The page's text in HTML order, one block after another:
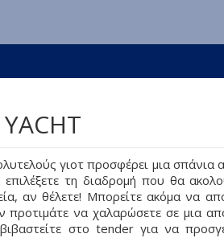
γιοτ προσφέρει μια σπάνια
επιλέξετε τη διαδρομή που θα
αν θέλετε! Mπορείτε ακόμα να
προτιμάτε να χαλαρώσετε σε μια
στο tender για να